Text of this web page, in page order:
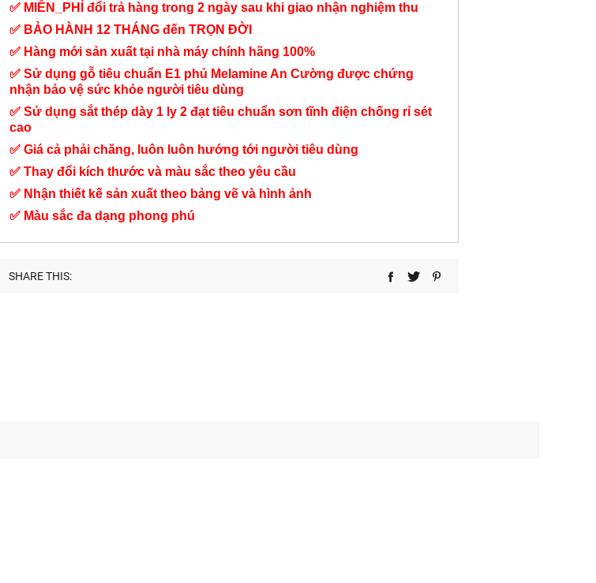
Bàn làm việc chân
chéo cụm 6 BC117
7,650,000 đ
Bàn Làm Việc Cụm 7
Chỗ BC118
6,200,000 đ
Bàn làm việc cụm 4
6,950,000 đ
Bàn cụm văn phòng 3
✅ MIỄN_PHÍ đổi trả hàng trong 2 ngày sau khi giao nhận nghiệm thu
✅ BẢO HÀNH 12 THÁNG đến TRỌN ĐỜI
✅ Hàng mới sản xuất tại nhà máy chính hãng 100%
✅ Sử dụng gỗ tiêu chuẩn E1 phủ Melamine An Cường được chứng
nhận bảo vệ sức khỏe người tiêu dùng
✅ Sử dụng sắt thép dày 1 ly 2 đạt tiêu chuẩn sơn tĩnh điện chống rỉ sét
cao
✅ Giá cả phải chăng, luôn luôn hướng tới người tiêu dùng
✅ Thay đổi kích thước và màu sắc theo yêu cầu
✅ Nhận thiết kế sản xuất theo bảng vẽ và hình ảnh
✅ Màu sắc đa dạng phong phú
SHARE THIS: